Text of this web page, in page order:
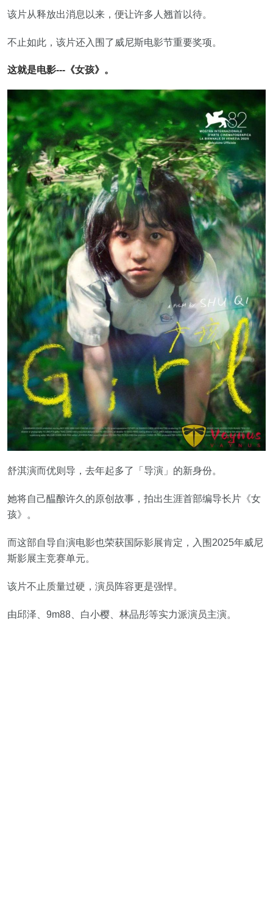
该片从释放出消息以来，便让许多人翘首以待。
不止如此，该片还入围了威尼斯电影节重要奖项。
这就是电影---《女孩》。
舒淇演而优则导，去年起多了「导演」的新身份。
她将自己醖酿许久的原创故事，拍出生涯首部编导长片《女
孩》。
而这部自导自演电影也荣获国际影展肯定，入围2025年威尼
斯影展主竞赛单元。
该片不止质量过硬，演员阵容更是强悍。
由邱泽、9m88、白小樱、林品彤等实力派演员主演。